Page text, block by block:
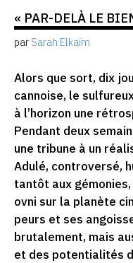
« PAR-DELÀ LE
par Sarah Elkaïm
Alors que sort, dix
cannoise, le
à l’horizon une
Pendant deux
une tribune à un
Adulé, controversé,
tantôt aux
ovni sur la planète
peurs et ses
brutalement, mais
et des potentialités